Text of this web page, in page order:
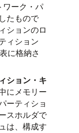
ワーク・パ
たもので
ションのロ
ィション
に格納さ
ション・キ
にメモリー
ーティショ
スホルダで
は、構成す